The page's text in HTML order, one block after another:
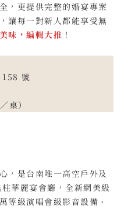
，更提供完整的婚宴專案
讓每一對新人都能享受無
味，編輯大推 ！
158 號
桌）
，是台南唯一高空戶外及
華麗宴會廳，全新網美級
等級演唱會級影音設備、